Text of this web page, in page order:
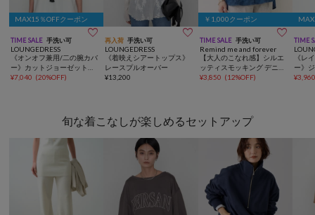
MAX15％OFFクーポン
TIME SALE 手洗い可 
LOUNGEDRESS
《オンオフ兼用/二の腕カバ
ー》カットジョーゼットフ
レンチブラウス
¥7,040 (20%OFF)
再入荷 手洗い可 
LOUNGEDRESS
《着映えシアートップス》
レースプルオーバー
¥13,200
￥1,000クーポン
TIME SALE 手洗い可 
Remind me and forever
【大人のこなれ感】シルエ
ッティスモッキング デニム
刺繍シャツ
¥3,850 (12%OFF)
TIME
《レ
ー》
ブラ
¥
旬な着こなしが楽しめるセットアップ